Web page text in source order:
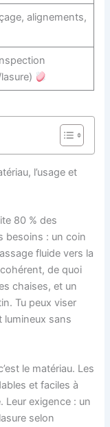
alignements,
l’usage et
80 % des
besoins : un coin
fluide vers la
de quoi
chaises, et un
Tu peux viser
sans
le matériau. Les
et faciles à
Leur exigence : un
selon